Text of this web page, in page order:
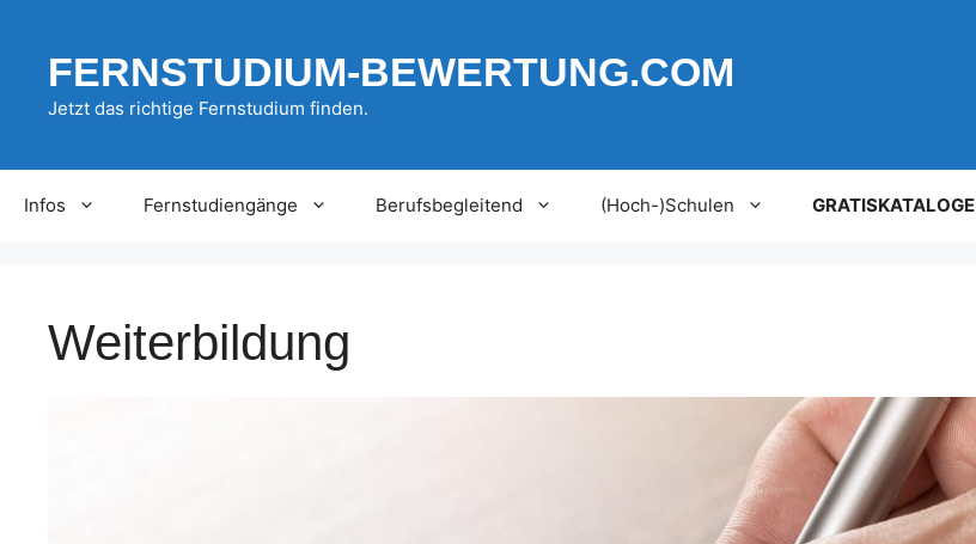
springenFERNSTUDIUM-BEWERTUNG.COM
Jetzt das richtige Fernstudium finden.
Infos Fernstudiengänge Berufsbegleitend (Hoch-)Schulen GRATISKATALOGE
Weiterbildung